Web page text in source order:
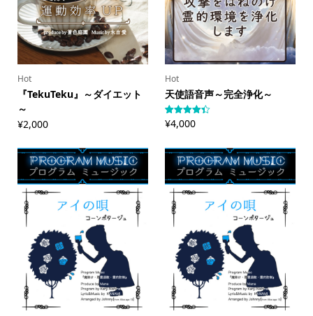
Hot
『TekuTeku』～ダイエット
～
¥2,000
Hot
天使語音声～完全浄化～
3
件の利用
者評価に
階評価の
うち、
4.33点
¥4,000